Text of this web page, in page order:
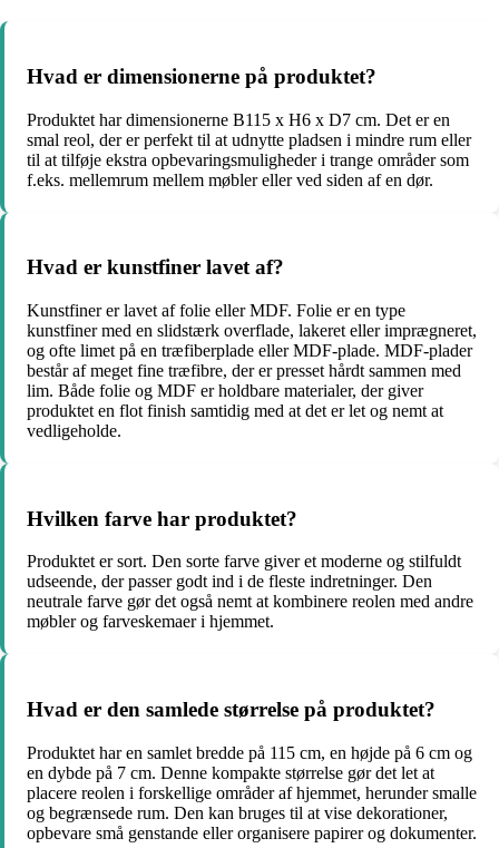
Hvad er dimensionerne på produktet?
Produktet har dimensionerne B115 x H6 x D7 cm. Det er en
smal reol, der er perfekt til at udnytte pladsen i mindre rum eller
til at tilføje ekstra opbevaringsmuligheder i trange områder som
f.eks. mellemrum mellem møbler eller ved siden af en dør.
Hvad er kunstfiner lavet af?
Kunstfiner er lavet af folie eller MDF. Folie er en type
kunstfiner med en slidstærk overflade, lakeret eller imprægneret,
og ofte limet på en træfiberplade eller MDF-plade. MDF-plader
består af meget fine træfibre, der er presset hårdt sammen med
lim. Både folie og MDF er holdbare materialer, der giver
produktet en flot finish samtidig med at det er let og nemt at
vedligeholde.
Hvilken farve har produktet?
Produktet er sort. Den sorte farve giver et moderne og stilfuldt
udseende, der passer godt ind i de fleste indretninger. Den
neutrale farve gør det også nemt at kombinere reolen med andre
møbler og farveskemaer i hjemmet.
Hvad er den samlede størrelse på produktet?
Produktet har en samlet bredde på 115 cm, en højde på 6 cm og
en dybde på 7 cm. Denne kompakte størrelse gør det let at
placere reolen i forskellige områder af hjemmet, herunder smalle
og begrænsede rum. Den kan bruges til at vise dekorationer,
opbevare små genstande eller organisere papirer og dokumenter.